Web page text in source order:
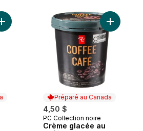
Ajouter Sirop au caramel au panier
Préparé au Canada
4,50 $
Préparé au Canada
PC Collection noire
Crème glacée au
Ajouter